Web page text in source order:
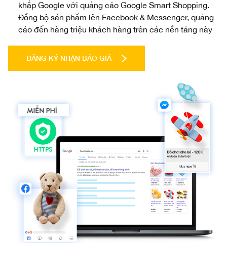
khắp Google với quảng cáo Google Smart Shopping.
Đồng bộ sản phẩm lên Facebook & Messenger, quảng
cáo đến hàng triệu khách hàng trên các nền tảng này
ĐĂNG KÝ NHẬN BÁO GIÁ